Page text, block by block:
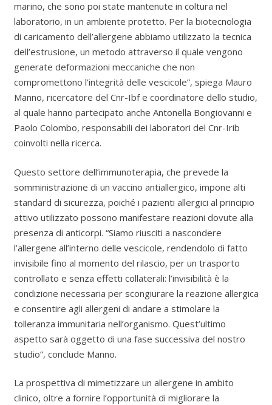
marino, che sono poi state mantenute in coltura nel
laboratorio, in un ambiente protetto. Per la biotecnologia
di caricamento dell’allergene abbiamo utilizzato la tecnica
dell’estrusione, un metodo attraverso il quale vengono
generate deformazioni meccaniche che non
compromettono l’integrità delle vescicole”, spiega Mauro
Manno, ricercatore del Cnr-Ibf e coordinatore dello studio,
al quale hanno partecipato anche Antonella Bongiovanni e
Paolo Colombo, responsabili dei laboratori del Cnr-Irib
coinvolti nella ricerca.
Questo settore dell’immunoterapia, che prevede la
somministrazione di un vaccino antiallergico, impone alti
standard di sicurezza, poiché i pazienti allergici al principio
attivo utilizzato possono manifestare reazioni dovute alla
presenza di anticorpi. “Siamo riusciti a nascondere
l’allergene all’interno delle vescicole, rendendolo di fatto
invisibile fino al momento del rilascio, per un trasporto
controllato e senza effetti collaterali: l’invisibilità è la
condizione necessaria per scongiurare la reazione allergica
e consentire agli allergeni di andare a stimolare la
tolleranza immunitaria nell’organismo. Quest’ultimo
aspetto sarà oggetto di una fase successiva del nostro
studio”, conclude Manno.
La prospettiva di mimetizzare un allergene in ambito
clinico, oltre a fornire l’opportunità di migliorare la